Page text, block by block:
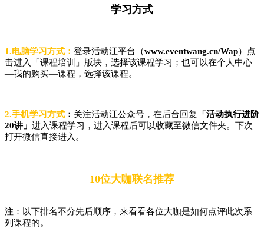
学习方式
1.电脑学习方式： 登录活动汪平台（www.eventwang.cn/Wap）点
击进入「课程培训」版块，选择该课程学习；也可以在个人中心
—我的购买—课程，选择该课程。
2.手机学习方式 ： 关注活动汪公众号，在后台回复
「活动执行进阶
20讲」 进入课程学习，进入课程后可以收藏至微信文件夹。下次
打开微信直接进入。
10位大咖联名推荐
注：以下排名不分先后顺序，来看看各位大咖是如何点评此次系
列课程的。